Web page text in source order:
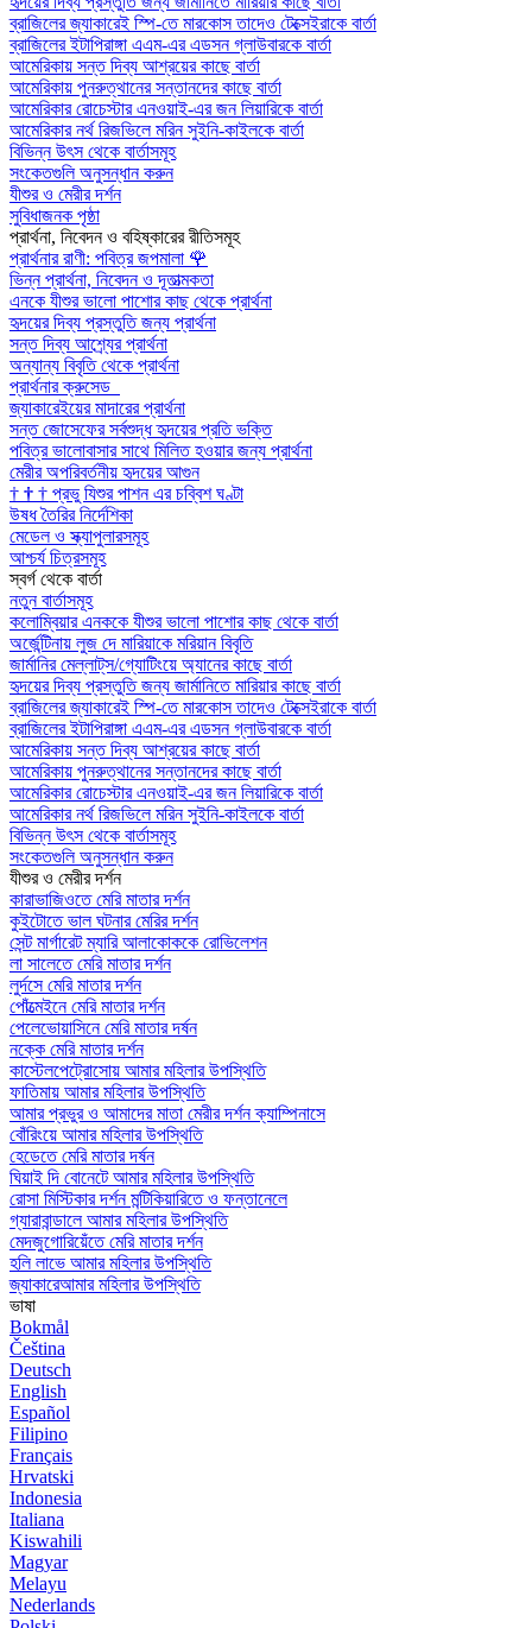
ব্রাজিলের জ্যাকারেই স্পি-তে মারকোস তাদেও টেক্সেইরাকে বার্তা
ব্রাজিলের ইটাপিরাঙ্গা এএম-এর এডসন গ্লাউবারকে বার্তা
আমেরিকায় সন্ত দিব্য আশ্রয়ের কাছে বার্তা
আমেরিকায় পুনরুত্থানের সন্তানদের কাছে বার্তা
আমেরিকার রোচেস্টার এনওয়াই-এর জন লিয়ারিকে বার্তা
আমেরিকার নর্থ রিজভিলে মরিন সুইনি-কাইলকে বার্তা
বিভিন্ন উৎস থেকে বার্তাসমূহ
সংকেতগুলি অনুসন্ধান করুন
যীশুর ও মেরীর দর্শন
সুবিধাজনক পৃষ্ঠা
প্রার্থনা, নিবেদন ও বহিষ্কারের রীতিসমূহ
প্রার্থনার রাণী: পবিত্র জপমালা 🌹
ভিন্ন প্রার্থনা, নিবেদন ও দূতাত্মকতা
এনকে যীশুর ভালো পাশোর কাছ থেকে প্রার্থনা
হৃদয়ের দিব্য প্রস্তুতি জন্য প্রার্থনা
সন্ত দিব্য আশ্র্যের প্রার্থনা
অন্যান্য বিবৃতি থেকে প্রার্থনা
প্রার্থনার ক্রুসেড
জ্যাকারেইয়ের মাদারের প্রার্থনা
সন্ত জোসেফের সর্বশুদ্ধ হৃদয়ের প্রতি ভক্তি
পবিত্র ভালোবাসার সাথে মিলিত হওয়ার জন্য প্রার্থনা
মেরীর অপরিবর্তনীয় হৃদয়ের আগুন
† † † প্রভু যিশুর পাশন এর চব্বিশ ঘণ্টা
উষধ তৈরির নির্দেশিকা
মেডেল ও স্ক্যাপুলারসমূহ
আশ্চর্য চিত্রসমূহ
স্বর্গ থেকে বার্তা
নতুন বার্তাসমূহ
কলোম্বিয়ার এনককে যীশুর ভালো পাশোর কাছ থেকে বার্তা
অর্জেন্টিনায় লুজ দে মারিয়াকে মরিয়ান বিবৃতি
জার্মানির মেল্লাট্‌স/গ্যোটিংয়ে অ্যানের কাছে বার্তা
হৃদয়ের দিব্য প্রস্তুতি জন্য জার্মানিতে মারিয়ার কাছে বার্তা
ব্রাজিলের জ্যাকারেই স্পি-তে মারকোস তাদেও টেক্সেইরাকে বার্তা
ব্রাজিলের ইটাপিরাঙ্গা এএম-এর এডসন গ্লাউবারকে বার্তা
আমেরিকায় সন্ত দিব্য আশ্রয়ের কাছে বার্তা
আমেরিকায় পুনরুত্থানের সন্তানদের কাছে বার্তা
আমেরিকার রোচেস্টার এনওয়াই-এর জন লিয়ারিকে বার্তা
আমেরিকার নর্থ রিজভিলে মরিন সুইনি-কাইলকে বার্তা
বিভিন্ন উৎস থেকে বার্তাসমূহ
সংকেতগুলি অনুসন্ধান করুন
যীশুর ও মেরীর দর্শন
কারাভাজিওতে মেরি মাতার দর্শন
কুইটোতে ভাল ঘটনার মেরির দর্শন
সেন্ট মার্গারেট ম্যারি আলাকোককে রোভিলেশন
লা সালেতে মেরি মাতার দর্শন
লুর্দসে মেরি মাতার দর্শন
পোঁত্মেইনে মেরি মাতার দর্শন
পেলেভোয়াসিনে মেরি মাতার দর্ষন
নক্কে মেরি মাতার দর্শন
কাস্টেলপেট্রোসোয় আমার মহিলার উপস্থিতি
ফাতিমায় আমার মহিলার উপস্থিতি
আমার প্রভুর ও আমাদের মাতা মেরীর দর্শন ক্যাম্পিনাসে
বোঁরিংয়ে আমার মহিলার উপস্থিতি
হেডেতে মেরি মাতার দর্ষন
ঘিয়াই দি বোনেটে আমার মহিলার উপস্থিতি
রোসা মিস্টিকার দর্শন মন্টিকিয়ারিতে ও ফন্তানেলে
গ্যারাবান্ডালে আমার মহিলার উপস্থিতি
মেদজুগোরিয়েঁতে মেরি মাতার দর্শন
হলি লাভে আমার মহিলার উপস্থিতি
জ্যাকারেআমার মহিলার উপস্থিতি
ভাষা
Bokmål
Čeština
Deutsch
English
Español
Filipino
Français
Hrvatski
Indonesia
Italiana
Kiswahili
Magyar
Melayu
Nederlands